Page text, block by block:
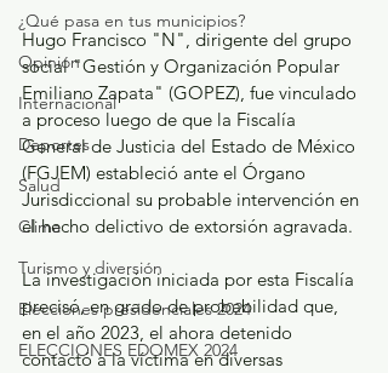
¿Qué pasa en tus municipios?
Opinión
Internacional
Deportes
Salud
Clima
Turismo y diversión
Elecciones presidenciales 2024
ELECCIONES EDOMEX 2024
Hugo Francisco "N", dirigente del grupo
social "Gestión y Organización Popular
Emiliano Zapata" (GOPEZ), fue vinculado
a proceso luego de que la Fiscalía
General de Justicia del Estado de México
(FGJEM) estableció ante el Órgano
Jurisdiccional su probable intervención en
el hecho delictivo de extorsión agravada.
La investigación iniciada por esta Fiscalía
precisó, en grado de probabilidad que,
en el año 2023, el ahora detenido
contactó a la víctima en diversas